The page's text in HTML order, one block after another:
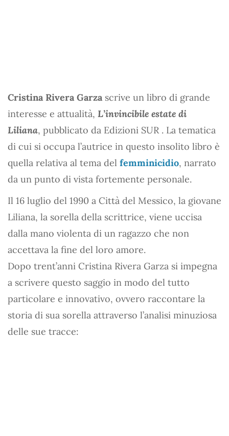
Cristina Rivera Garza scrive un libro di grande
interesse e attualità, L’invincibile estate di
Liliana, pubblicato da Edizioni SUR . La tematica
di cui si occupa l’autrice in questo insolito libro è
quella relativa al tema del femminicidio, narrato
da un punto di vista fortemente personale.
Il 16 luglio del 1990 a Città del Messico, la giovane
Liliana, la sorella della scrittrice, viene uccisa
dalla mano violenta di un ragazzo che non
accettava la fine del loro amore.
Dopo trent’anni Cristina Rivera Garza si impegna
a scrivere questo saggio in modo del tutto
particolare e innovativo, ovvero raccontare la
storia di sua sorella attraverso l’analisi minuziosa
delle sue tracce: